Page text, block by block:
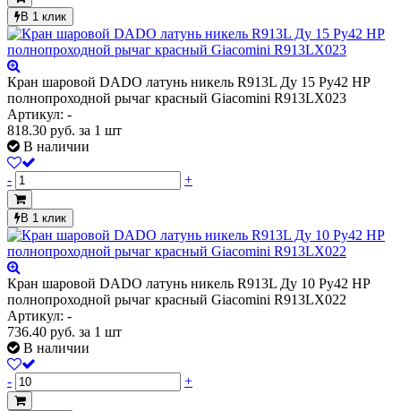
В 1 клик
Кран шаровой DADO латунь никель R913L Ду 15 Ру42 НР
полнопроходной рычаг красный Giacomini R913LX023
Артикул: -
818.30 руб. за 1 шт
В наличии
- +
В 1 клик
Кран шаровой DADO латунь никель R913L Ду 10 Ру42 НР
полнопроходной рычаг красный Giacomini R913LX022
Артикул: -
736.40 руб. за 1 шт
В наличии
- +